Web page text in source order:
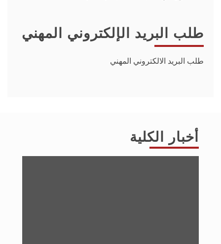
طلب البريد الإلكتروني المهني
طلب البريد الالكتروني المهني
أخبار الكلية